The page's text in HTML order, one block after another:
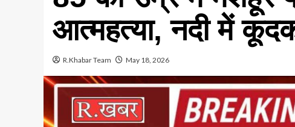
आत्महत्या, नदी में
R.Khabar Team May 18, 2026